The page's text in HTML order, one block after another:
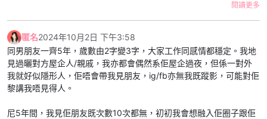
閱讀更多
匿名2024年10月2日 下午3:58
同男朋友一齊5年，歲數由2字變3字，大家工作同感情都穩定。我地
見過曬對方屋企人/親戚，我亦都會偶然系佢屋企過夜，但係一對外
我就好似隱形人，佢唔會帶我見朋友，ig/fb亦無我既蹤影，可能對佢
黎講我唔見得人。
尼5年間，我見佢朋友既次數10次都無，初初我會想融入佢圈子跟佢